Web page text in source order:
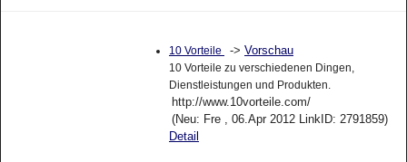
10 Vorteile -> Vorschau
10 Vorteile zu verschiedenen Dingen,
Dienstleistungen und Produkten.
http://www.10vorteile.com/
(Neu: Fre , 06.Apr 2012 LinkID: 2791859)
Detail